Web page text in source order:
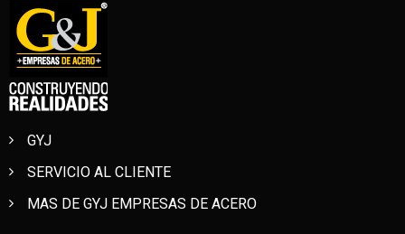
GYJ
SERVICIO AL CLIENTE
MAS DE GYJ EMPRESAS DE ACERO